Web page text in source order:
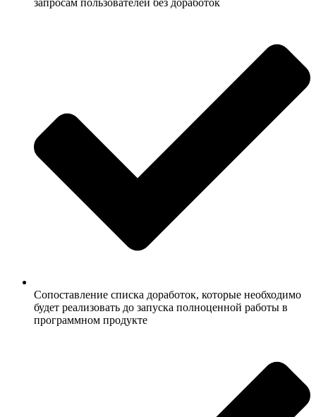
запросам пользователей без доработок
Сопоставление списка доработок, которые необходимо
будет реализовать до запуска полноценной работы в
программном продукте